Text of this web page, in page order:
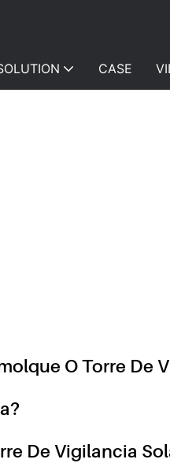
CASE
O Torre De
De Vigilancia